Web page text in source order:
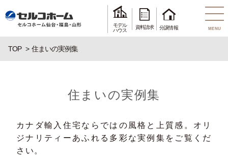
モデル
ハウス
資料請求 分譲情報 MENU
TOP 住まいの実例集
住まいの実例集
カナダ輸入住宅ならではの風格と上質感。オリ
ジナリティーあふれる多彩な実例集をご覧くだ
さい。